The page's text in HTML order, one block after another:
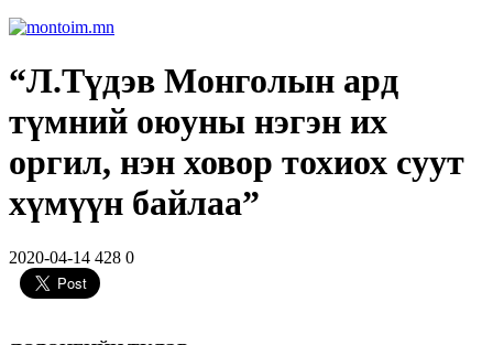
“Л.Түдэв Монголын ард
түмний оюуны нэгэн их
оргил, нэн ховор тохиох суут
хүмүүн байлаа”
2020-04-14 428 0